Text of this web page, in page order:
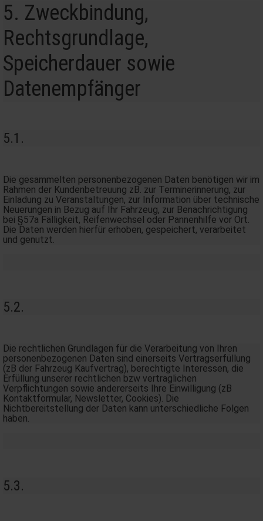
5. Zweckbindung,
Rechtsgrundlage,
Speicherdauer sowie
Datenempfänger
5.1.
Die gesammelten personenbezogenen Daten benötigen wir im
Rahmen der Kundenbetreuung zB. zur Terminerinnerung, zur
Einladung zu Veranstaltungen, zur Information über technische
Neuerungen in Bezug auf Ihr Fahrzeug, zur Benachrichtigung
bei §57a Fälligkeit, Reifenwechsel oder Pannenhilfe vor Ort.
Die Daten werden hierfür erhoben, gespeichert, verarbeitet
und genutzt.
5.2.
Die rechtlichen Grundlagen für die Verarbeitung von Ihren
personenbezogenen Daten sind einerseits Vertragserfüllung
(zB der Fahrzeug Kaufvertrag), berechtigte Interessen, die
Erfüllung unserer rechtlichen bzw vertraglichen
Verpflichtungen sowie andererseits Ihre Einwilligung (zB
Kontaktformular, Newsletter, Cookies). Die
Nichtbereitstellung der Daten kann unterschiedliche Folgen
haben.
5.3.